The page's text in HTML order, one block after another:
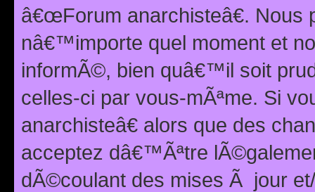
â€œForum anarchisteâ€.
nâ€™importe quel moment et
informÃ©, bien quâ€™il soit
celles-ci par vous-mÃªme. Si
anarchisteâ€ alors que des
acceptez dâ€™Ãªtre
dÃ©coulant des mises Ã jour